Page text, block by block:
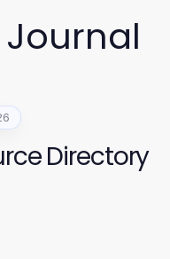
Journal
Directory